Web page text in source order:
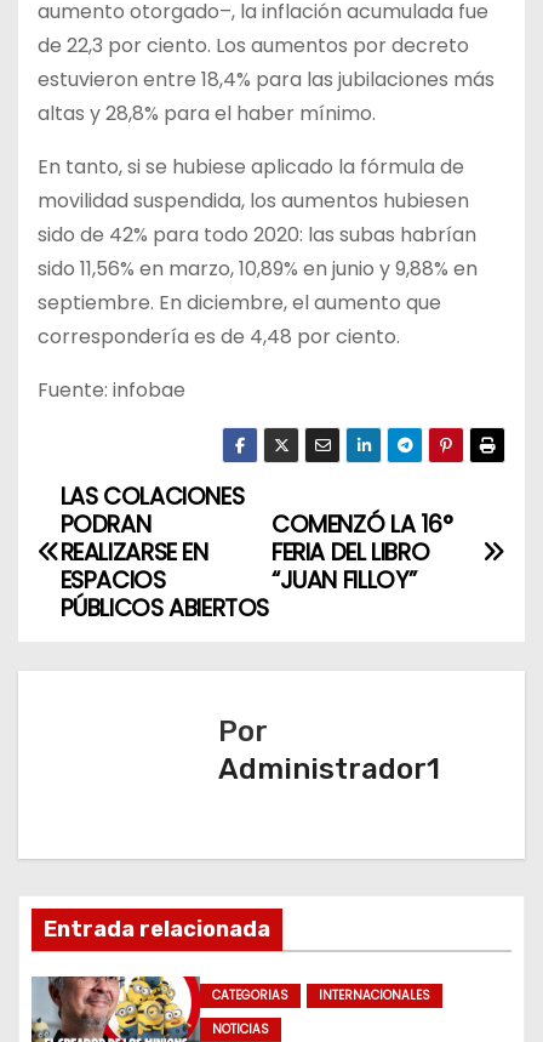
aumento otorgado–, la inflación acumulada fue
de 22,3 por ciento. Los aumentos por decreto
estuvieron entre 18,4% para las jubilaciones más
altas y 28,8% para el haber mínimo.
En tanto, si se hubiese aplicado la fórmula de
movilidad suspendida, los aumentos hubiesen
sido de 42% para todo 2020: las subas habrían
sido 11,56% en marzo, 10,89% en junio y 9,88% en
septiembre. En diciembre, el aumento que
correspondería es de 4,48 por ciento.
Fuente: infobae
N
a
e
i
ó
n
d
COMENZÓ LA 16°
FERIA DEL LIBRO
“JUAN FILLOY”
LAS COLACIONES
PODRAN
REALIZARSE EN
ESPACIOS
PÚBLICOS ABIERTOS
Por
Administrador1
Entrada relacionada
CATEGORIAS
INTERNACIONALES
NOTICIAS